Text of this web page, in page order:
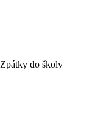
Zpátky do školy